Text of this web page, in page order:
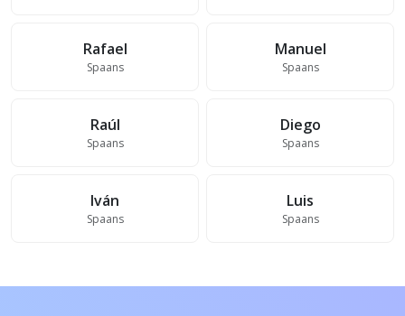
Rafael
Spaans
Manuel
Spaans
Raúl
Spaans
Diego
Spaans
Iván
Spaans
Luis
Spaans